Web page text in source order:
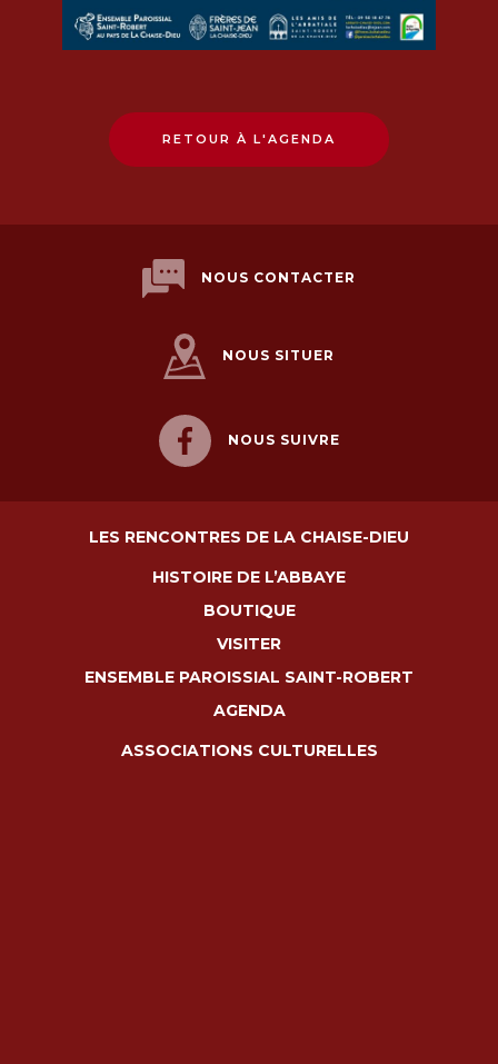
RETOUR À L'AGENDA
NOUS CONTACTER
NOUS SITUER
NOUS SUIVRE
LES RENCONTRES DE LA CHAISE-DIEU
HISTOIRE DE L’ABBAYE
BOUTIQUE
VISITER
ENSEMBLE PAROISSIAL SAINT-ROBERT
AGENDA
ASSOCIATIONS CULTURELLES